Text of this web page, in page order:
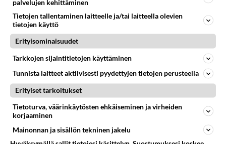
Valitse oma tähtimerkkisi ja lue päivän horoskooppi!
KASARI
palvelujen kehittäminen
Tietojen tallentaminen laitteelle ja/tai laitteella olevien
tietojen käyttö
Erityisominaisuudet
Tarkkojen sijaintitietojen käyttäminen
Tunnista laitteet aktiivisesti pyydettyjen tietojen perusteella
Erityiset tarkoitukset
Tietoturva, väärinkäytösten ehkäiseminen ja virheiden
korjaaminen
Mainonnan ja sisällön tekninen jakelu